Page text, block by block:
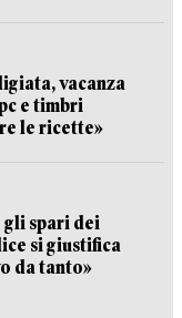
vacanza
e timbri
le ricette»
gli spari dei
si giustifica
da tanto»